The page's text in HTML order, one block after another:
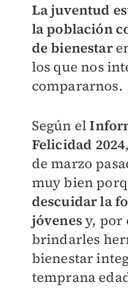
La juventud
la población
de bienestar
los que nos
compararnos.
Según el
Felicidad 2024
de marzo
muy bien
descuidar la
jóvenesy, por
brindarles
bienestar
temprana